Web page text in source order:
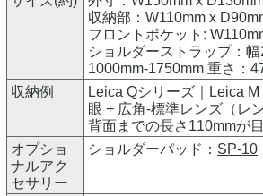
収納部：W110mm x
フロントポケット:
ショルダーストラップ：幅
1000mm-1750mm 重さ：
収納例
Leica Qシリーズ｜Leica
眼 + 広角-標準レンズ（レ
背面までの長さ110mmが目
オプショ
ナルアク
セサリー
ショルダーパッド： SP-10